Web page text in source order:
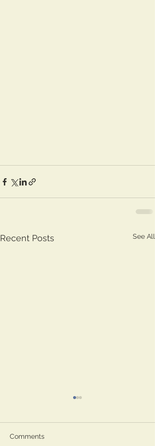
Recent Posts See All
Comments